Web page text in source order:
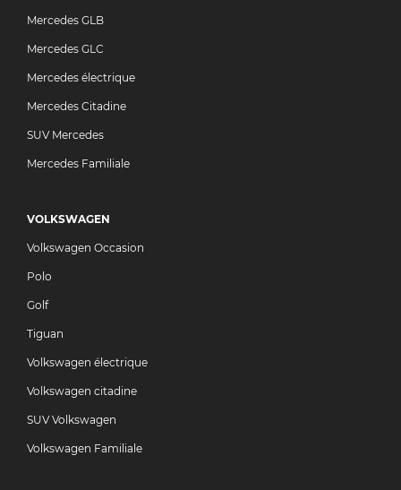
Mercedes GLB
Mercedes GLC
Mercedes électrique
Mercedes Citadine
SUV Mercedes
Mercedes Familiale
VOLKSWAGEN
Volkswagen Occasion
Polo
Golf
Tiguan
Volkswagen électrique
Volkswagen citadine
SUV Volkswagen
Volkswagen Familiale